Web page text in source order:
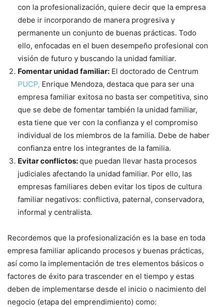
con la profesionalización, quiere decir que la empresa
debe ir incorporando de manera progresiva y
permanente un conjunto de buenas prácticas. Todo
ello, enfocadas en el buen desempeño profesional con
visión de futuro y buscando la unidad familiar.
Fomentar unidad familiar: El doctorado de Centrum
PUCP, Enrique Mendoza, destaca que para ser una
empresa familiar exitosa no basta ser competitiva, sino
que se debe de fomentar también la unidad familiar,
esta tiene que ver con la confianza y el compromiso
individual de los miembros de la familia. Debe de haber
confianza entre los integrantes de la familia.
Evitar conflictos:que puedan llevar hasta procesos
judiciales afectando la unidad familiar. Por ello, las
empresas familiares deben evitar los tipos de cultura
familiar negativos: conflictiva, paternal, conservadora,
informal y centralista.
Recordemos que la profesionalización es la base en toda
empresa familiar aplicando procesos y buenas prácticas,
así como la implementación de tres elementos básicos o
factores de éxito para trascender en el tiempo y estas
deben de implementarse desde el inicio o nacimiento del
negocio (etapa del emprendimiento) como: